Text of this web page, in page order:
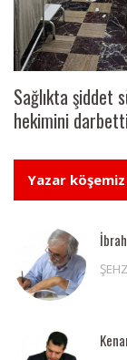
Sağlıkta şiddet
hekimini
Yazar köşemiz